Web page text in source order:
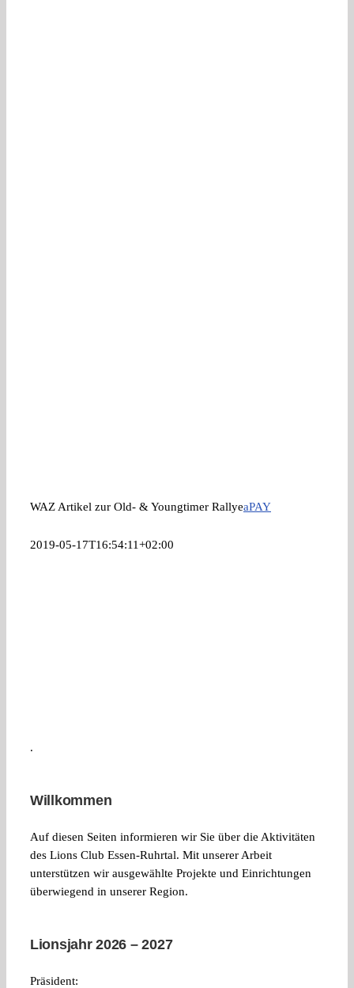
WAZ Artikel zur Old- & Youngtimer RallyeaPAY
2019-05-17T16:54:11+02:00
.
Willkommen
Auf diesen Seiten informieren wir Sie über die Aktivitäten
des Lions Club Essen-Ruhrtal. Mit unserer Arbeit
unterstützen wir ausgewählte Projekte und Einrichtungen
überwiegend in unserer Region.
Lionsjahr 2026 – 2027
Präsident: